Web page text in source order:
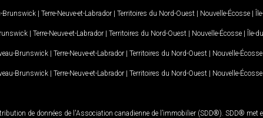
Brunswick | Terre-Neuve-et-Labrador | Territoires du Nord-Ouest | Nouvelle-Écosse |
| Terre-Neuve-et-Labrador | Territoires du Nord-Ouest | Nouvelle-Écosse | Île-
Brunswick | Terre-Neuve-et-Labrador | Territoires du Nord-Ouest | Nouvelle-Écosse
Brunswick | Terre-Neuve-et-Labrador | Territoires du Nord-Ouest | Nouvelle-Écosse
de données de l'Association canadienne de l’immobilier (SDD®). SDD® met